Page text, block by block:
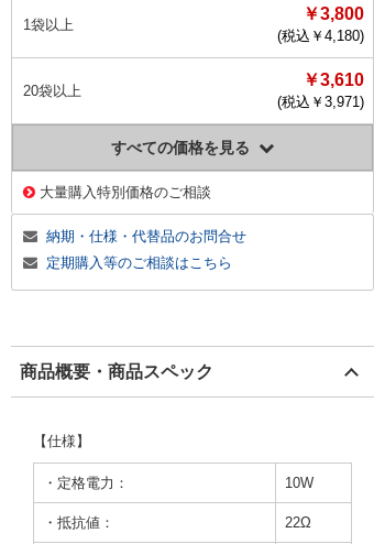
1袋以上
￥3,800
(税込￥ 4,180)
20袋以上
￥3,610
(税込￥ 3,971)
すべての価格を見る
大量購入特別価格のご相談
納期・仕様・代替品のお問合せ
定期購入等のご相談はこちら
商品概要・商品スペック
【仕様】
・定格電力： 10W
・抵抗値： 22Ω